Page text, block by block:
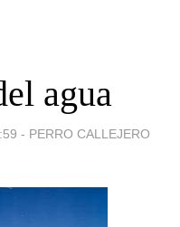
agua
- PERRO CALLEJERO